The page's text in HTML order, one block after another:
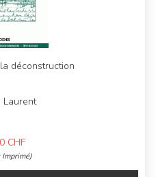
déconstruction
Laurent
CHF
Imprimé)